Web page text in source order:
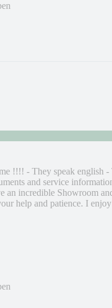
!!!! - They speak english
and service
an incredible Showroom
help and patience. I